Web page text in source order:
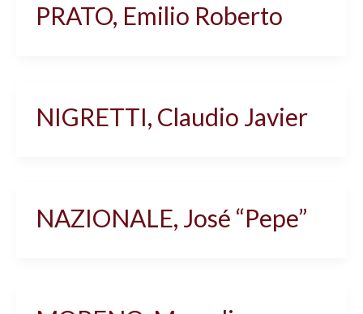
PRATO, Emilio Roberto
NIGRETTI, Claudio Javier
NAZIONALE, José “Pepe”